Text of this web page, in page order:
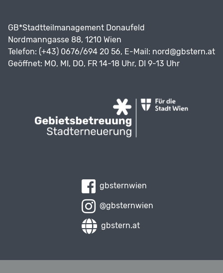
GB*Stadtteilmanagement Donaufeld
Nordmanngasse 88, 1210 Wien
Telefon: (+43) 0676/694 20 56, E-Mail: nord@gbstern.at
Geöffnet: MO, MI, DO, FR 14-18 Uhr, DI 9-13 Uhr
gbsternwien
@gbsternwien
gbstern.at